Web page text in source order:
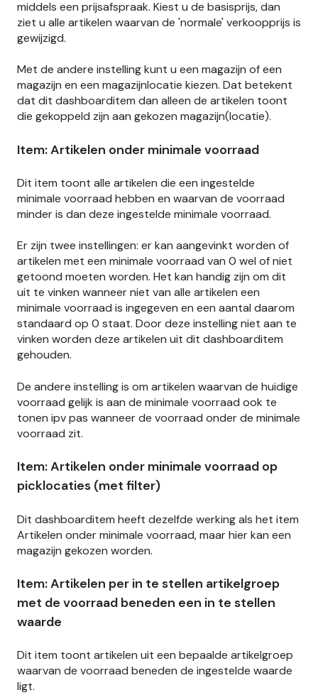
middels een prijsafspraak. Kiest u de basisprijs, dan
ziet u alle artikelen waarvan de 'normale' verkoopprijs is
gewijzigd.
Met de andere instelling kunt u een magazijn of een
magazijn en een magazijnlocatie kiezen. Dat betekent
dat dit dashboarditem dan alleen de artikelen toont
die gekoppeld zijn aan gekozen magazijn(locatie).
Item: Artikelen onder minimale voorraad
Dit item toont alle artikelen die een ingestelde
minimale voorraad hebben en waarvan de voorraad
minder is dan deze ingestelde minimale voorraad.
Er zijn twee instellingen: er kan aangevinkt worden of
artikelen met een minimale voorraad van 0 wel of niet
getoond moeten worden. Het kan handig zijn om dit
uit te vinken wanneer niet van alle artikelen een
minimale voorraad is ingegeven en een aantal daarom
standaard op 0 staat. Door deze instelling niet aan te
vinken worden deze artikelen uit dit dashboarditem
gehouden.
De andere instelling is om artikelen waarvan de huidige
voorraad gelijk is aan de minimale voorraad ook te
tonen ipv pas wanneer de voorraad onder de minimale
voorraad zit.
Item: Artikelen onder minimale voorraad op
picklocaties (met filter)
Dit dashboarditem heeft dezelfde werking als het item
Artikelen onder minimale voorraad, maar hier kan een
magazijn gekozen worden.
Item: Artikelen per in te stellen artikelgroep
met de voorraad beneden een in te stellen
waarde
Dit item toont artikelen uit een bepaalde artikelgroep
waarvan de voorraad beneden de ingestelde waarde
ligt.